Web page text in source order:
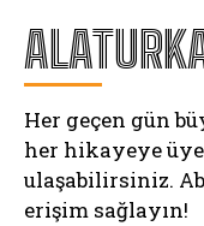
Her geçen gün
her hikayeye
ulaşabilirsiniz.
erişim sağlayın!